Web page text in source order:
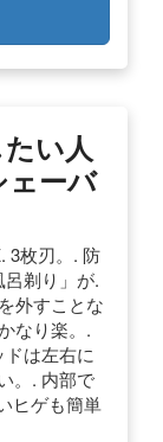
い人
ェーバ
3枚刃。. 防
剃り」が.
外すことな
なり楽。.
は左右に
。. 内部で
ヒゲも簡単